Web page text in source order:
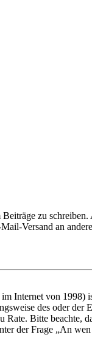
zu
Versand an
Internet von 1998)
des oder der
Bitte beachte,
der Frage „An